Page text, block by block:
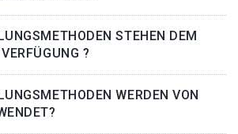
STEHEN DEM
?
WERDEN VON